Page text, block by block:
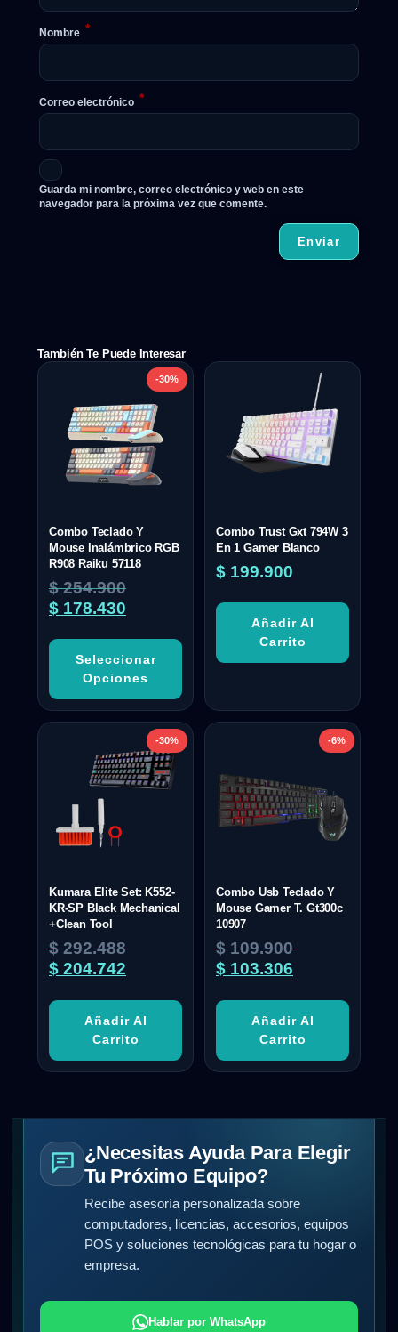
Nombre *
Correo electrónico *
Guarda mi nombre, correo electrónico y web en este
navegador para la próxima vez que comente.
También Te Puede Interesar
-30%
Combo Teclado Y
Mouse Inalámbrico RGB
R908 Raiku 57118
$254.900
$ 178.430
Seleccionar
Opciones
Combo Trust Gxt 794W 3
En 1 Gamer Blanco
$ 199.900
Añadir Al
Carrito
-30%
Kumara Elite Set: K552-
KR-SP Black Mechanical
+Clean Tool
$292.488
$ 204.742
Añadir Al
Carrito
-6%
Combo Usb Teclado Y
Mouse Gamer T. Gt300c
10907
$109.900
$ 103.306
Añadir Al
Carrito
¿Necesitas Ayuda Para Elegir
Tu Próximo Equipo?
Recibe asesoría personalizada sobre
computadores, licencias, accesorios, equipos
POS y soluciones tecnológicas para tu hogar o
empresa.
Hablar por WhatsApp